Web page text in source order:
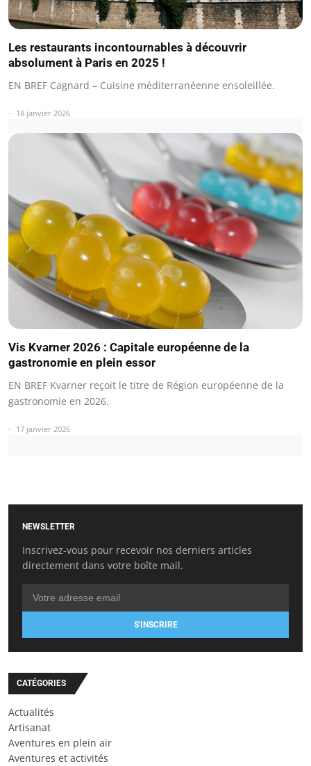
Les restaurants incontournables à découvrir
absolument à Paris en 2025 !
EN BREF Cagnard – Cuisine méditerranéenne ensoleillée.
18 janvier 2026
Vis Kvarner 2026 : Capitale européenne de la
gastronomie en plein essor
EN BREF Kvarner reçoit le titre de Région européenne de la
gastronomie en 2026.
17 janvier 2026
NEWSLETTER
Inscrivez-vous pour recevoir nos derniers articles
directement dans votre boîte mail.
S'INSCRIRE
CATÉGORIES
Actualités
Artisanat
Aventures en plein air
Aventures et activités